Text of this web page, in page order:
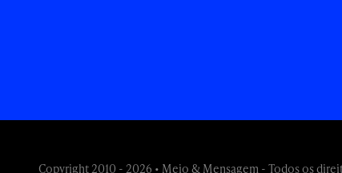
Copyright 2010 - 2026 • Meio & Mensagem - Todos os